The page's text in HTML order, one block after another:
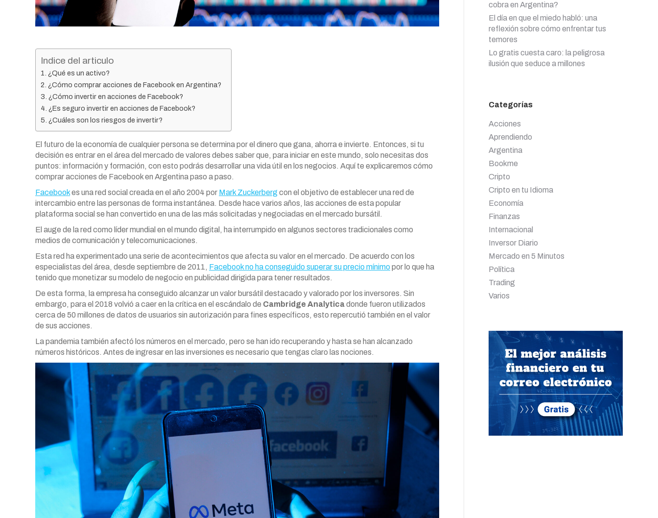
Indice del articulo
¿Qué es un activo?
¿Cómo comprar acciones de Facebook en Argentina?
¿Cómo invertir en acciones de Facebook?
¿Es seguro invertir en acciones de Facebook?
¿Cuáles son los riesgos de invertir?
El futuro de la economía de cualquier persona se determina por el dinero que gana, ahorra e invierte. Entonces, si tu
decisión es entrar en el área del mercado de valores debes saber que, para iniciar en este mundo, solo necesitas dos
puntos: información y formación, con esto podrás desarrollar una vida útil en los negocios. Aquí te explicaremos cómo
comprar acciones de Facebook en Argentina paso a paso.
Facebookes una red social creada en el año 2004 por Mark Zuckerberg con el objetivo de establecer una red de
intercambio entre las personas de forma instantánea. Desde hace varios años, las acciones de esta popular
plataforma social se han convertido en una de las más solicitadas y negociadas en el mercado bursátil.
El auge de la red como líder mundial en el mundo digital, ha interrumpido en algunos sectores tradicionales como
medios de comunicación y telecomunicaciones.
Esta red ha experimentado una serie de acontecimientos que afecta su valor en el mercado. De acuerdo con los
especialistas del área, desde septiembre de 2011, Facebook no ha conseguido superar su precio mínimo por lo que ha
tenido que monetizar su modelo de negocio en publicidad dirigida para tener resultados.
De esta forma, la empresa ha conseguido alcanzar un valor bursátil destacado y valorado por los inversores. Sin
embargo, para el 2018 volvió a caer en la crítica en el escándalo de Cambridge Analyticadonde fueron utilizados
cerca de 50 millones de datos de usuarios sin autorización para fines específicos, esto repercutió también en el valor
de sus acciones.
La pandemia también afectó los números en el mercado, pero se han ido recuperando y hasta se han alcanzado
números históricos. Antes de ingresar en las inversiones es necesario que tengas claro las nociones.
cobra en Argentina?
El día en que el miedo habló: una
reflexión sobre cómo enfrentar tus
temores
Lo gratis cuesta caro: la peligrosa
ilusión que seduce a millones
Categorías
Acciones
Aprendiendo
Argentina
Bookme
Cripto
Cripto en tu Idioma
Economía
Finanzas
Internacional
Inversor Diario
Mercado en 5 Minutos
Política
Trading
Varios